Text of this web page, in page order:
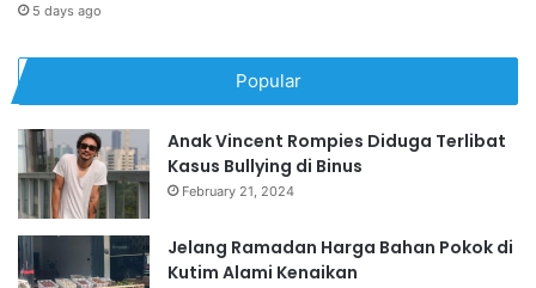
5 days ago
Popular
Anak Vincent Rompies Diduga Terlibat
Kasus Bullying di Binus
February 21, 2024
Jelang Ramadan Harga Bahan Pokok di
Kutim Alami Kenaikan